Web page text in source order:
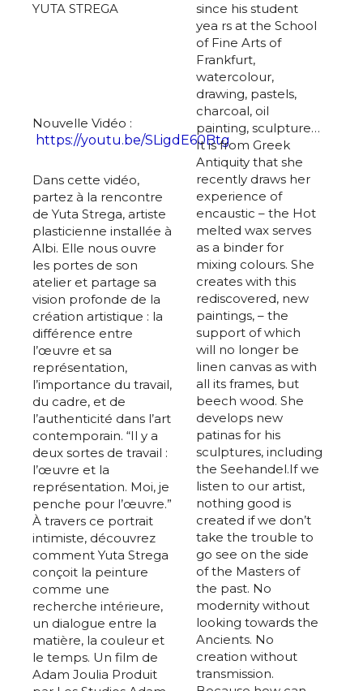
YUTA STREGA
Nouvelle Vidéo :
https://youtu.be/SLigdE60Btg
Dans cette vidéo,
partez à la rencontre
de Yuta Strega, artiste
plasticienne installée à
Albi. Elle nous ouvre
les portes de son
atelier et partage sa
vision profonde de la
création artistique : la
différence entre
l’œuvre et sa
représentation,
l’importance du travail,
du cadre, et de
l’authenticité dans l’art
contemporain. “Il y a
deux sortes de travail :
l’œuvre et la
représentation. Moi, je
penche pour l’œuvre.”
À travers ce portrait
intimiste, découvrez
comment Yuta Strega
conçoit la peinture
comme une
recherche intérieure,
un dialogue entre la
matière, la couleur et
le temps. Un film de
Adam Joulia Produit
since his student
yea rs at the School
of Fine Arts of
Frankfurt,
watercolour,
drawing, pastels,
charcoal, oil
painting, sculpture…
It is from Greek
Antiquity that she
recently draws her
experience of
encaustic – the Hot
melted wax serves
as a binder for
mixing colours. She
creates with this
rediscovered, new
paintings, – the
support of which
will no longer be
linen canvas as with
all its frames, but
beech wood. She
develops new
patinas for his
sculptures, including
the Seehandel.If we
listen to our artist,
nothing good is
created if we don’t
take the trouble to
go see on the side
of the Masters of
the past. No
modernity without
looking towards the
Ancients. No
creation without
transmission.